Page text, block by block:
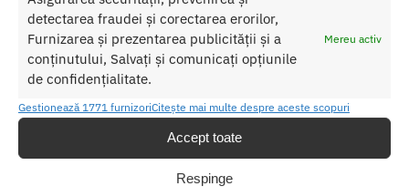
detectarea fraudei și corectarea erorilor,
Furnizarea și prezentarea publicității și a
conținutului, Salvați și comunicați opțiunile
de confidențialitate.
Mereu activ
Gestionează 1771 furnizoriCitește mai multe despre aceste scopuri
Accept toate
Respinge
Categorii: LENJERIE FEMEI
Etichetă: Bikini Softline G-String 2008
Produse similare